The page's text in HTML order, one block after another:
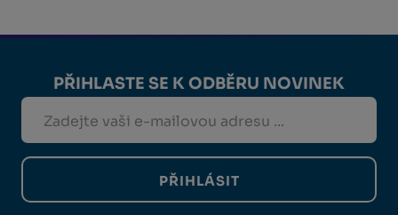
PŘIHLASTE SE K ODBĚRU NOVINEK
PŘIHLÁSIT